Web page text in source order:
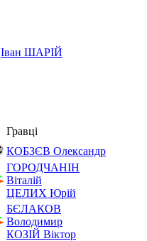
Іван ШАРІЙ
Гравці
КОБЗЄВ Олександр
ГОРОДЧАНІН
Віталій
ЦЕЛИХ Юрій
БЄЛАКОВ
Володимир
КОЗІЙ Віктор